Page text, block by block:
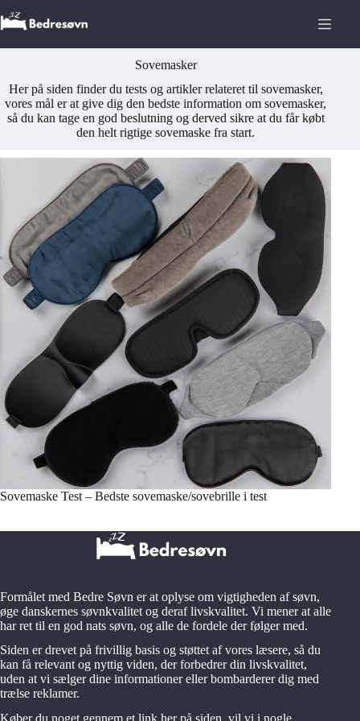
til
indhold
Sovemasker
Her på siden finder du tests og artikler relateret til sovemasker,
vores mål er at give dig den bedste information om sovemasker,
så du kan tage en god beslutning og derved sikre at du får købt
den helt rigtige sovemaske fra start.
Sovemaske Test – Bedste sovemaske/sovebrille i test
Formålet med Bedre Søvn er at oplyse om vigtigheden af søvn,
øge danskernes søvnkvalitet og deraf livskvalitet. Vi mener at alle
har ret til en god nats søvn, og alle de fordele der følger med.
Siden er drevet på frivillig basis og støttet af vores læsere, så du
kan få relevant og nyttig viden, der forbedrer din livskvalitet,
uden at vi sælger dine informationer eller bombarderer dig med
trælse reklamer.